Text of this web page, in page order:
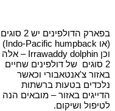
בפארק הדולפינים יש 2 סוגים של דולפינים – ה Bottlenose
(או Indo-Pacific humpback)
וכן Irrawaddy dolphin – אלה
2 סוגים של דולפינים שחיים
באזור צ'אנטאבורי וכאשר
נלכדים בטעות ברשתות
הדייגים באזור – מובאים הנה
לטיפול ושיקום.